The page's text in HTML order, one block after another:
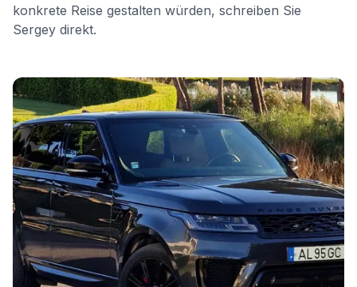
konkrete Reise gestalten würden, schreiben Sie
Sergey direkt.